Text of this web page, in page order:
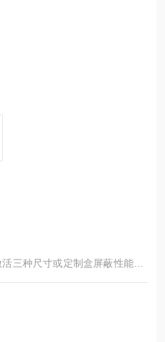
三种尺寸或定制盒屏蔽性能26.
器、RJ45 连接器 x 2、RS232